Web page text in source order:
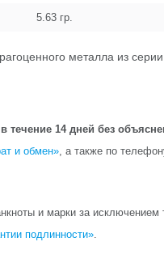
5.63 гр.
металла из
течение 14 дней без
и обмен», а также по
и марки за исключением
подлинности».